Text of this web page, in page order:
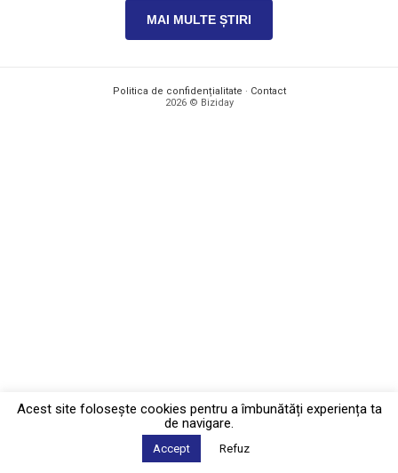
MAI MULTE ȘTIRI
Politica de confidențialitate · Contact
2026 © Biziday
Acest site foloseşte cookies pentru a îmbunătăți experiența ta
de navigare.
Accept Refuz